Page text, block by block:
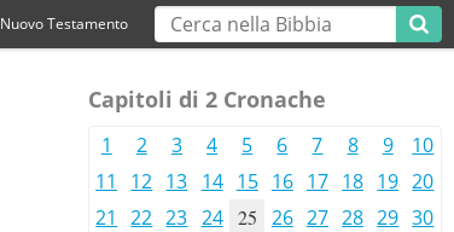
Nuovo Testamento
Capitoli di 2 Cronache
1 2 3 4 5 6 7 8 9
10
11
12 13 14 15 16 17 18 19 20
21
22 23 24 25 26 27 28 29 30